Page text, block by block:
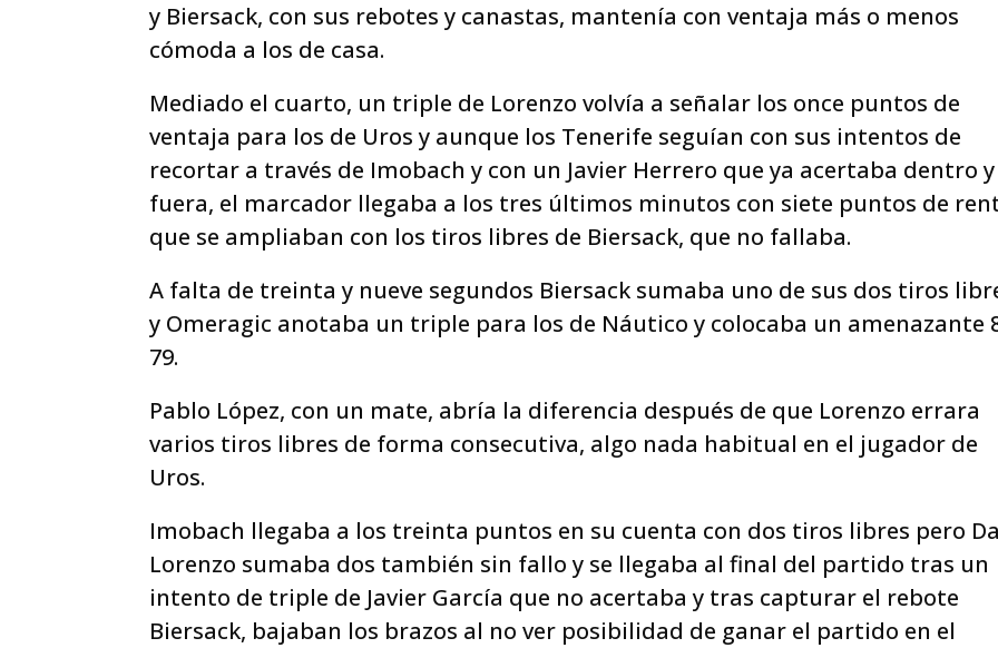
y Biersack, con sus rebotes y canastas, mantenía con ventaja más o menos
cómoda a los de casa.
Mediado el cuarto, un triple de Lorenzo volvía a señalar los once puntos de
ventaja para los de Uros y aunque los Tenerife seguían con sus intentos de
recortar a través de Imobach y con un Javier Herrero que ya acertaba dentro y
fuera, el marcador llegaba a los tres últimos minutos con siete puntos de
que se ampliaban con los tiros libres de Biersack, que no fallaba.
A falta de treinta y nueve segundos Biersack sumaba uno de sus dos tiros
y Omeragic anotaba un triple para los de Náutico y colocaba un amenazante
79.
Pablo López, con un mate, abría la diferencia después de que Lorenzo errara
varios tiros libres de forma consecutiva, algo nada habitual en el jugador de
Uros.
Imobach llegaba a los treinta puntos en su cuenta con dos tiros libres pero
Lorenzo sumaba dos también sin fallo y se llegaba al final del partido tras un
intento de triple de Javier García que no acertaba y tras capturar el rebote
Biersack, bajaban los brazos al no ver posibilidad de ganar el partido en el